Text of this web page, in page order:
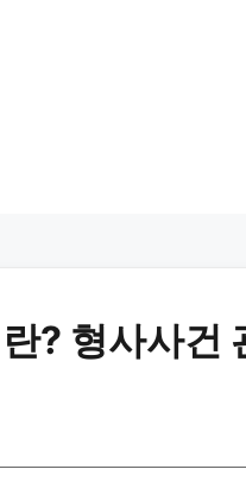
? 형사사건